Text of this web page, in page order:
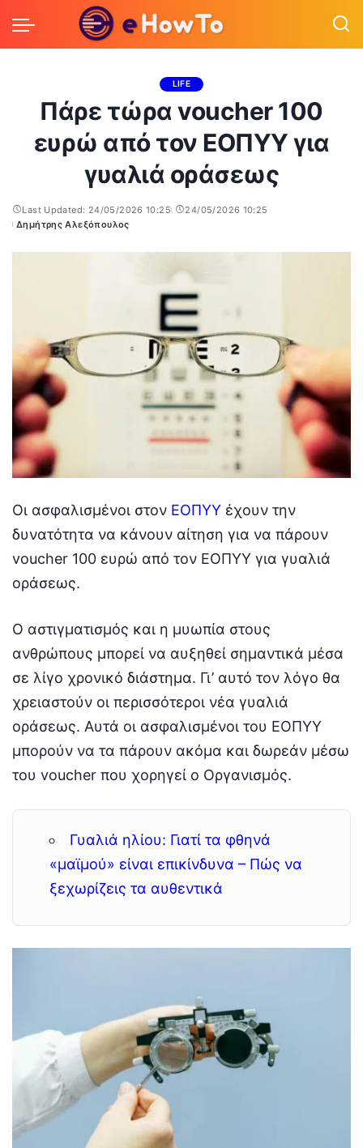
LIFE
Πάρε τώρα voucher 100
ευρώ από τον ΕΟΠΥΥ για
γυαλιά οράσεως
Last Updated: 24/05/2026 10:25
24/05/2026 10:25
Posted
Δημήτρης Αλεξόπουλος
Οι ασφαλισμένοι στον ΕΟΠΥΥ έχουν την
δυνατότητα να κάνουν αίτηση για να πάρουν
voucher 100 ευρώ από τον ΕΟΠΥΥ για γυαλιά
οράσεως.
Ο αστιγματισμός και η μυωπία στους
ανθρώπους μπορεί να αυξηθεί σημαντικά μέσα
σε λίγο χρονικό διάστημα. Γι’ αυτό τον λόγο θα
χρειαστούν οι περισσότεροι νέα γυαλιά
οράσεως. Αυτά οι ασφαλισμένοι του ΕΟΠΥΥ
μπορούν να τα πάρουν ακόμα και δωρεάν μέσω
του voucher που χορηγεί ο Οργανισμός.
Γυαλιά ηλίου: Γιατί τα φθηνά
«μαϊμού» είναι επικίνδυνα – Πώς να
ξεχωρίζεις τα αυθεντικά